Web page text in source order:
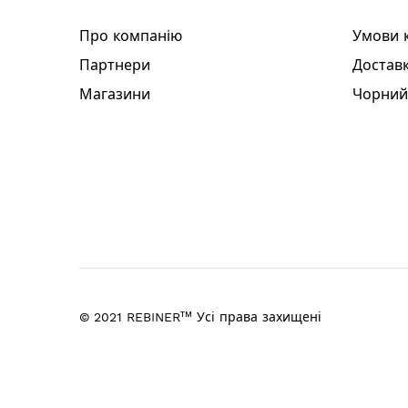
Зарядний пристрій
Інструкція
Про компанію
Партнери
Магазини
Умови
© 2021 REBINERтм Усі права захищені